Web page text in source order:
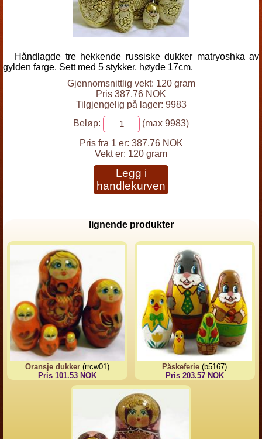
Håndlagde tre hekkende russiske dukker matryoshka av
gylden farge. Sett med 5 stykker, høyde 17cm.
Gjennomsnittlig vekt: 120 gram
Pris 387.76 NOK
Tilgjengelig på lager: 9983
Beløp:
(max 9983)
Pris fra 1 er: 387.76 NOK
Vekt er: 120 gram
Legg i
handlekurven
lignende produkter
Oransje dukker (rrcw01)
Pris 101.53 NOK
Påskeferie (b5167)
Pris 203.57 NOK